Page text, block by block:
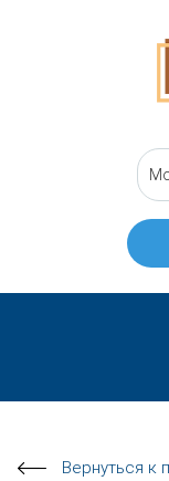
Вернуться к